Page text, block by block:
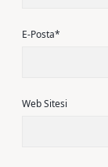
E-Posta*
Web Sitesi